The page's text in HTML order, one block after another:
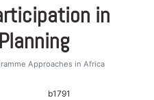
in
Approaches in Africa
b1791